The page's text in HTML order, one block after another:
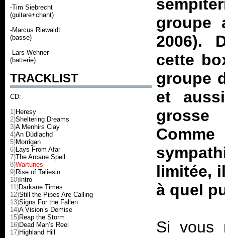
-Tim Siebrecht
(guitare+chant)
-Marcus Riewaldt
(basse)
-Lars Wehner
(batterie)
TRACKLIST
CD:
1)Heresy
2)Sheltering Dreams
3)A Menhirs Clay
4)An Dùdlachd
5)Morrigan
6)Lays From Afar
7)The Arcane Spell
8)Wartunes
9)Rise of Taliesin
10) Intro
11)Darkane Times
12)Still the Pipes Are Calling
13)Signs For the Fallen
14)A Vision’s Demise
15)Reap the Storm
16)Dead Man’s Reel
17)Highland Hill
groupe
2006).
cette
groupe
et
grosse
limitée,
à quel
Si vous